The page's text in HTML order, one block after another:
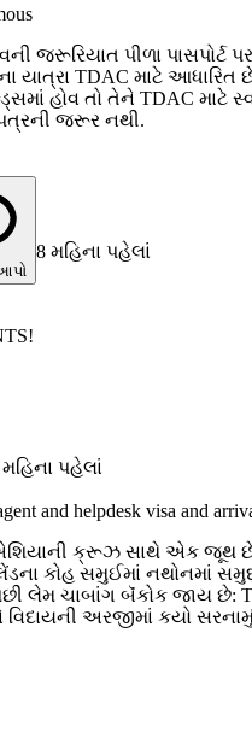
જરૂરિયાત પીળા પાસપોર્ટ
યાત્રા TDAC માટે આધારિત
હોવ તો તેને TDAC માટે
જરૂર નથી.
8 મહિના પહેલાં
મહિના પહેલાં
and helpdesk visa and
ક્રૂઝ સાથે એક જૂથ
કોહ સમુઈમાં નથોનમાં
લેમ ચાબાંગ બૅંકોક જાય છે:
અરજીમાં કયો સરનામું